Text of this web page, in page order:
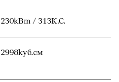
230кВт / 313К.С.
2998куб.cм